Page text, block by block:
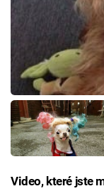
Video, které jste